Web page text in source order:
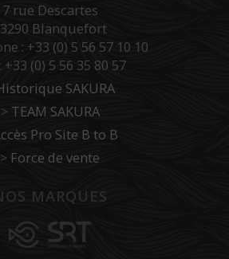
7 rue Descartes
Blanquefort
: +33 (0) 5 56 57 10 10
+33 (0) 5 56 35 80 57
SAKURA
> TEAM SAKURA
Pro Site B to B
> Force de vente
MARQUES